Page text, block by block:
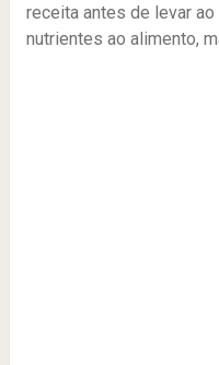
receita antes de levar
nutrientes ao alimento,